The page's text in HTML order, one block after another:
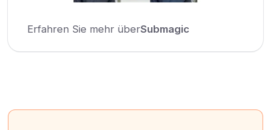
Erfahren Sie mehr überSubmagic